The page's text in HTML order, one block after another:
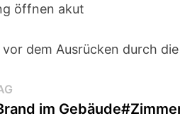
öffnen akut
dem Ausrücken durch
Beitrag:
im